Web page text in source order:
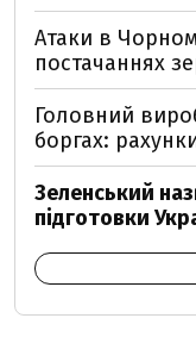
Атаки в
постачаннях
Головний
боргах:
Зеленський
підготовки